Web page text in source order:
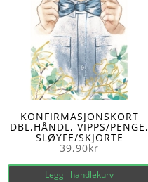
KONFIRMASJONSKORT
DBL,HÅNDL, VIPPS/PENGE,
SLØYFE/SKJORTE
39,90kr
Legg i handlekurv